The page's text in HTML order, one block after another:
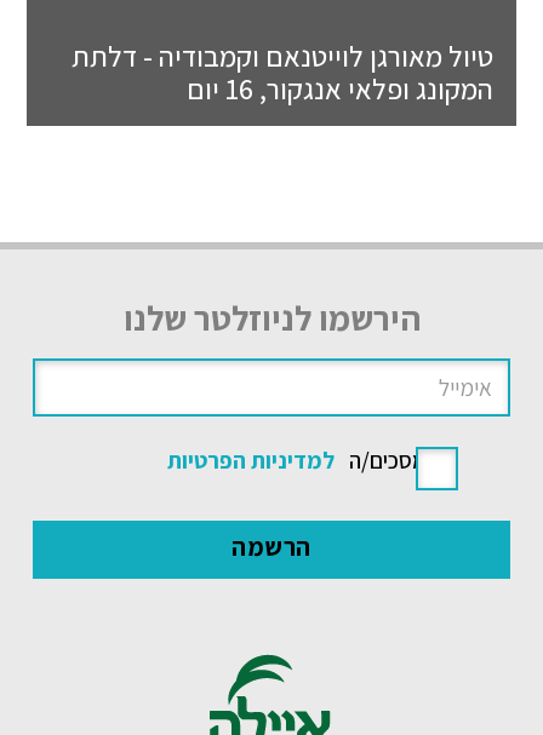
טיול מאורגן לוייטנאם וקמבודיה - דלתת
המקונג ופלאי אנגקור, 16 יום
הירשמו לניוזלטר שלנו
אני מסכים/ה למדיניות הפרטיות